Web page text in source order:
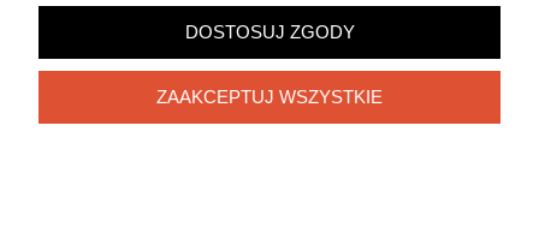
DOSTOSUJ ZGODY
ZAAKCEPTUJ WSZYSTKIE